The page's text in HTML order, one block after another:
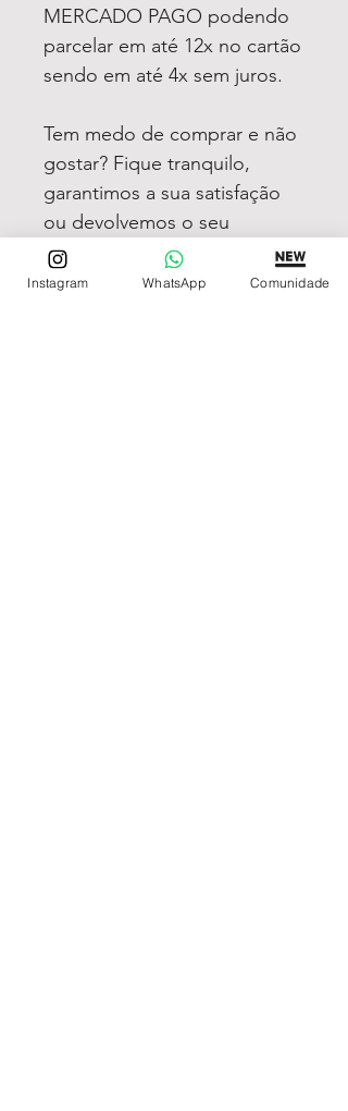
MERCADO PAGO podendo
parcelar em até 12x no cartão
sendo em até 4x sem juros.
Tem medo de comprar e não
gostar? Fique tranquilo,
garantimos a sua satisfação
ou devolvemos o seu
dinheiro
Instagram WhatsApp Comunidade